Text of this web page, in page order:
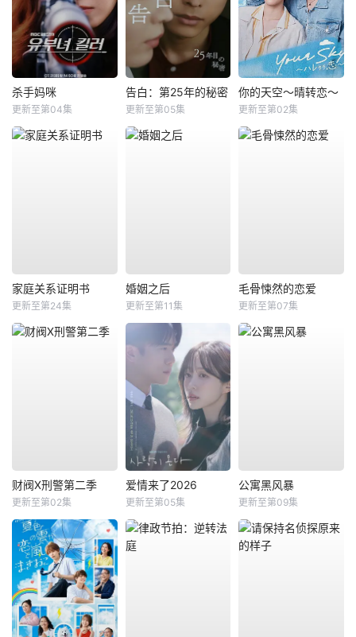
杀手妈咪
更新至第04集
告白：第25年的秘密
更新至第05集
你的天空～晴转恋～
更新至第02集
家庭关系证明书
更新至第24集
婚姻之后
更新至第11集
毛骨悚然的恋爱
更新至第07集
财阀X刑警第二季
更新至第02集
爱情来了2026
更新至第05集
公寓黑风暴
更新至第09集